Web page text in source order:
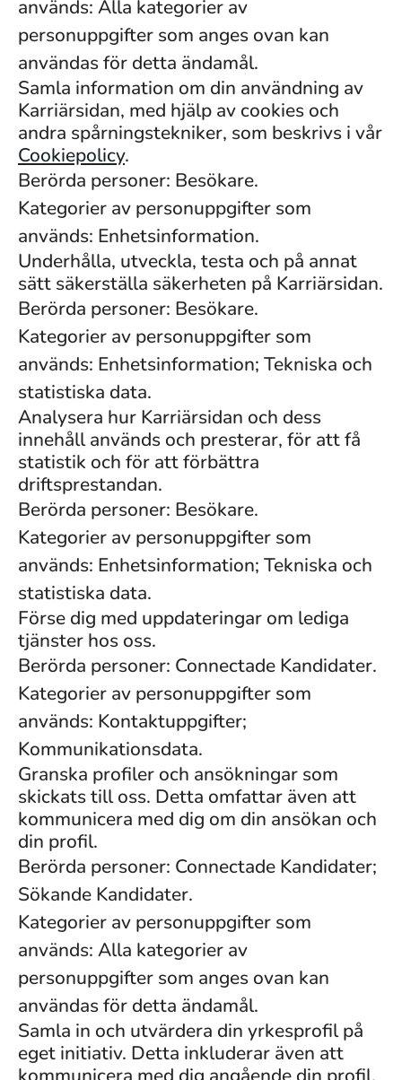
används: Alla kategorier av
personuppgifter som anges ovan kan
användas för detta ändamål.
Samla information om din användning av
Karriärsidan, med hjälp av cookies och
andra spårningstekniker, som beskrivs i vår
Cookiepolicy.
Berörda personer: Besökare.
Kategorier av personuppgifter som
används: Enhetsinformation.
Underhålla, utveckla, testa och på annat
sätt säkerställa säkerheten på Karriärsidan.
Berörda personer: Besökare.
Kategorier av personuppgifter som
används: Enhetsinformation; Tekniska och
statistiska data.
Analysera hur Karriärsidan och dess
innehåll används och presterar, för att få
statistik och för att förbättra
driftsprestandan.
Berörda personer: Besökare.
Kategorier av personuppgifter som
används: Enhetsinformation; Tekniska och
statistiska data.
Förse dig med uppdateringar om lediga
tjänster hos oss.
Berörda personer: Connectade Kandidater.
Kategorier av personuppgifter som
används: Kontaktuppgifter;
Kommunikationsdata.
Granska profiler och ansökningar som
skickats till oss. Detta omfattar även att
kommunicera med dig om din ansökan och
din profil.
Berörda personer: Connectade Kandidater;
Sökande Kandidater.
Kategorier av personuppgifter som
används: Alla kategorier av
personuppgifter som anges ovan kan
användas för detta ändamål.
Samla in och utvärdera din yrkesprofil på
eget initiativ. Detta inkluderar även att